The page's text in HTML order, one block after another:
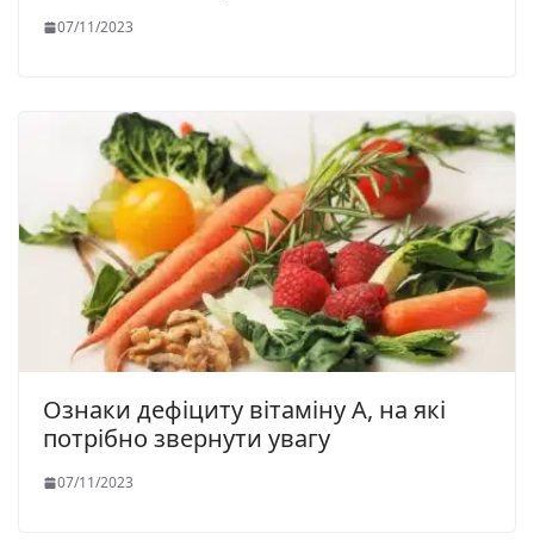
07/11/2023
Ознаки дефіциту вітаміну А, на які
потрібно звернути увагу
07/11/2023